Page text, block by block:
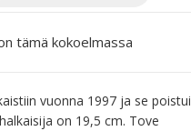
tämä kokoelmassa
vuonna 1997 ja se poistui
on 19,5 cm. Tove